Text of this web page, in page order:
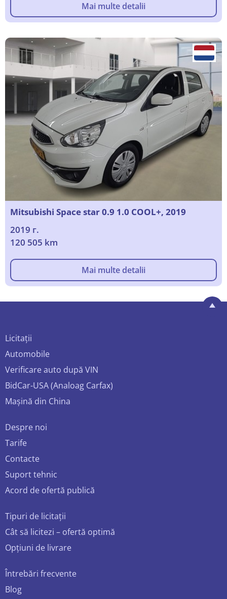
Mai multe detalii
Mitsubishi Space star 0.9 1.0 COOL+, 2019
2019 г.
120 505 km
Mai multe detalii
Licitații
Automobile
Verificare auto după VIN
BidCar-USA (Analoag Carfax)
Mașină din China
Despre noi
Tarife
Contacte
Suport tehnic
Acord de ofertă publică
Tipuri de licitații
Cât să licitezi – ofertă optimă
Opțiuni de livrare
Întrebări frecvente
Blog